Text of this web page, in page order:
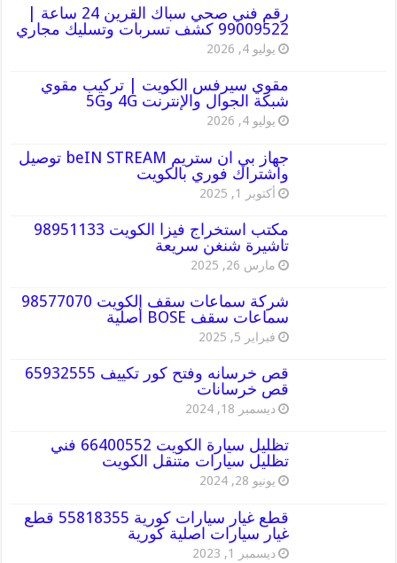
رقم فني صحي سباك القرين 24 ساعة |
99009522 كشف تسربات وتسليك مجاري
يوليو 4, 2026
مقوي سيرفس الكويت | تركيب مقوي
شبكة الجوال والإنترنت 4G و5G
يوليو 4, 2026
جهاز بي ان ستريم beIN STREAM توصيل
واشتراك فوري بالكويت
أكتوبر 1, 2025
مكتب استخراج فيزا الكويت 98951133
تاشيرة شنغن سريعة
مارس 26, 2025
شركة سماعات سقف الكويت 98577070
سماعات سقف BOSE أصلية
فبراير 5, 2025
قص خرسانه وفتح كور تكييف 65932555
قص خرسانات
ديسمبر 18, 2024
تظليل سيارة الكويت 66400552 فني
تظليل سيارات متنقل الكويت
يونيو 28, 2024
قطع غيار سيارات كورية 55818355 قطع
غيار سيارات اصلية كورية
ديسمبر 1, 2023